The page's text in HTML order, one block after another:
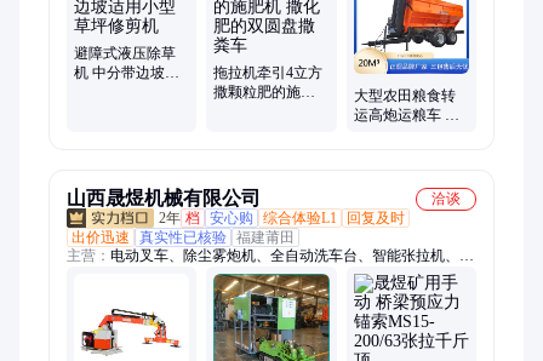
避障式液压除草
机 中分带边坡适
拖拉机牵引4立方
撒颗粒肥的施肥
大型农田粮食转
运高炮运粮车 播
山西晟煜机械有限公司
洽谈
2年 档 安心购 综合体验L1
回复及时
出价迅速
真实性已核验 福建莆田
主营： 电动叉车、除尘雾炮机、全自动洗车台、智能张拉机、桥
梁养护器、波纹管制管机